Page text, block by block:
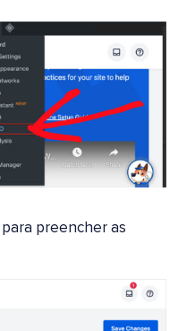
para preencher as